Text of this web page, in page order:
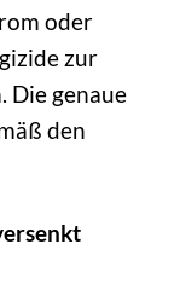
oder
zur
Die genaue
den